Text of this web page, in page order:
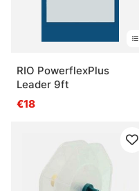
RIO PowerflexPlus
Leader 9ft
€18